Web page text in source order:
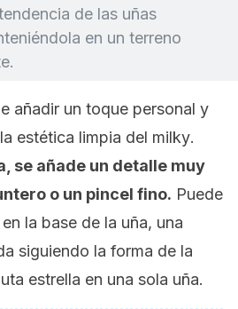
de las uñas
en un terreno
añadir un toque personal y
estética limpia del milky.
se añade un detalle muy
o un pincel fino. Puede
la base de la uña, una
siguiendo la forma de la
estrella en una sola uña.